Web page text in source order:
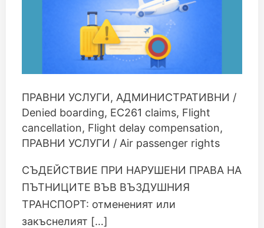
ПРАВНИ УСЛУГИ, АДМИНИСТРАТИВНИ /
Denied boarding, EC261 claims, Flight
cancellation, Flight delay compensation,
ПРАВНИ УСЛУГИ / Air passenger rights
СЪДЕЙСТВИЕ ПРИ НАРУШЕНИ ПРАВА НА
ПЪТНИЦИТЕ ВЪВ ВЪЗДУШНИЯ
ТРАНСПОРТ: отмененият или
закъснелият […]